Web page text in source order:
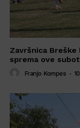
Završnica
sprema ove
Franjo Kompes -